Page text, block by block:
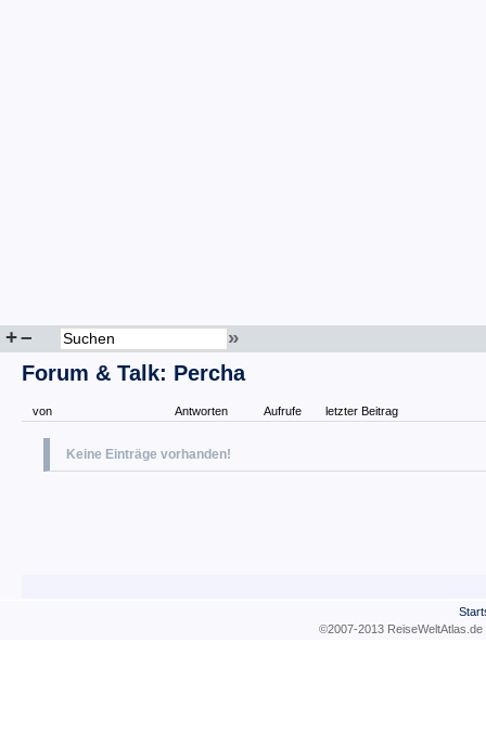
+– »
Forum & Talk: Percha
von Antworten Aufrufe letzter Beitrag
Keine Einträge vorhanden!
©2007-2013